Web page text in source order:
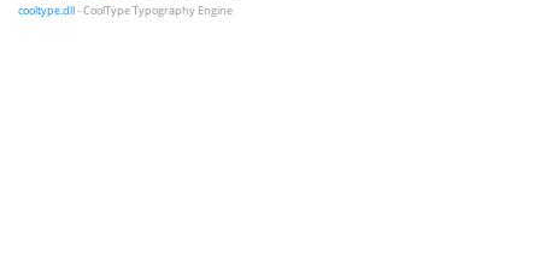
cooltype.dll- CoolType Typography Engine